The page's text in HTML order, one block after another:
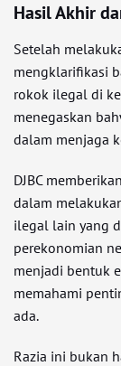
Hasil Akhir
Setelah
mengklarifikasi
rokok ilegal di
menegaskan
dalam menjaga
DJBC
dalam
ilegal lain yang
perekonomian
menjadi bentuk
memahami
ada.
Razia ini bukan